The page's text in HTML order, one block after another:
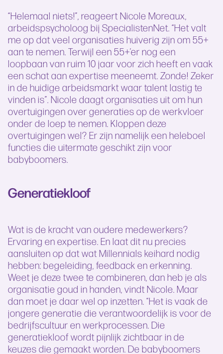
“Helemaal niets!”, reageert Nicole Moreaux,
arbeidspsycholoog bij SpecialistenNet. “Het valt
me op dat veel organisaties huiverig zijn om 55+
aan te nemen. Terwijl een 55+’er nog een
loopbaan van ruim 10 jaar voor zich heeft en vaak
een schat aan expertise meeneemt. Zonde! Zeker
in de huidige arbeidsmarkt waar talent lastig te
vinden is”. Nicole daagt organisaties uit om hun
overtuigingen over generaties op de werkvloer
onder de loep te nemen. Kloppen deze
overtuigingen wel? Er zijn namelijk een heleboel
functies die uitermate geschikt zijn voor
babyboomers.
Generatiekloof
Wat is de kracht van oudere medewerkers?
Ervaring en expertise. En laat dit nu precies
aansluiten op dat wat Millennials keihard nodig
hebben: begeleiding, feedback en erkenning.
Weet je deze twee te combineren, dan heb je als
organisatie goud in handen, vindt Nicole. Maar
dan moet je daar wel op inzetten. “Het is vaak de
jongere generatie die verantwoordelijk is voor de
bedrijfscultuur en werkprocessen. Die
generatiekloof wordt pijnlijk zichtbaar in de
keuzes die gemaakt worden. De babyboomers